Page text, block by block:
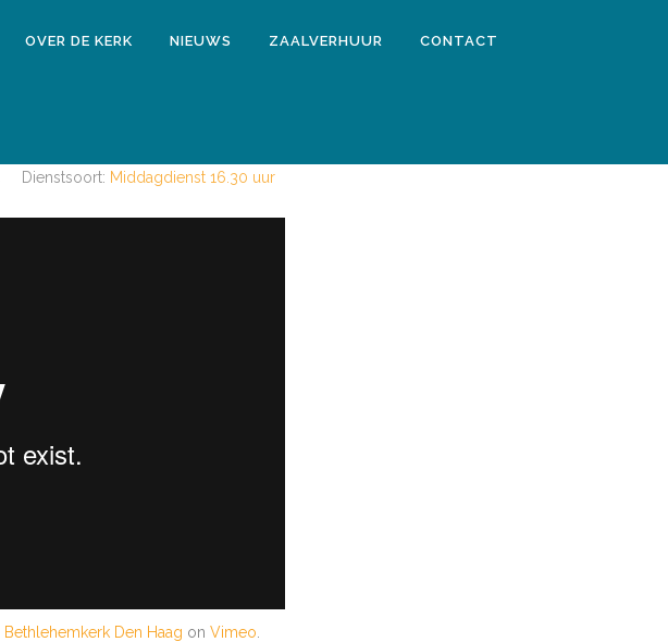
OVER DE KERK NIEUWS ZAALVERHUUR CONTACT
Dienstsoort: Middagdienst 16.30 uur
Bethlehemkerk Den Haag on Vimeo